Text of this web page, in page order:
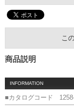
こ
商品説明
INFORMATION
■カタログコード